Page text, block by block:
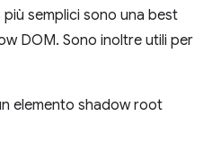
semplici sono una best
DOM. Sono inoltre utili per
elemento shadow root